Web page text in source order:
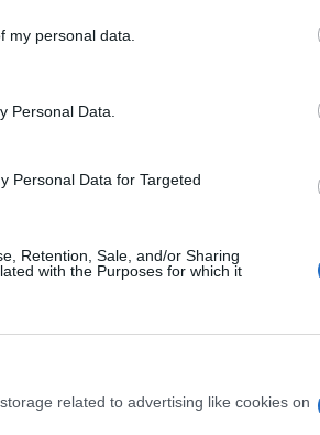
my personal data.
Personal Data.
Personal Data for Targeted
Retention, Sale, and/or Sharing
with the Purposes for which it
related to advertising like cookies on
Ha aggiunto che
possiede anche
faticano a guardare
gli dai un attimo di
fare un assist con
Insomma,
ha aggiunto: “Non
è fondamentale.